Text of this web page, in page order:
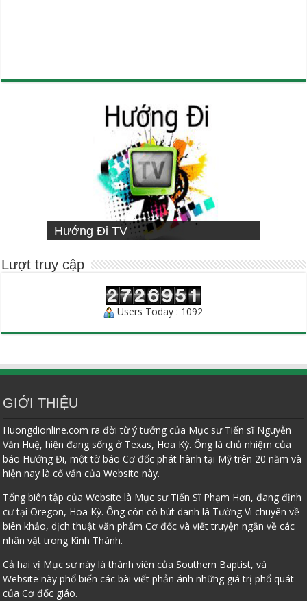
Hướng Đi TV
Sống Đạo
VIETNAMESE MISSIONARY
INSTITUTE
Người Chăn Bầy
Lượt truy cập
Users Today : 1092
GIỚI THIỆU
Huongdionline.com ra đời từ ý tưởng của Mục sư Tiến sĩ Nguyễn
Văn Huệ, hiện đang sống ở Texas, Hoa Kỳ. Ông là chủ nhiệm của
báo Hướng Đi, một tờ báo Cơ đốc phát hành tại Mỹ trên 20 năm và
hiện nay là cố vấn của Website này.
Tổng biên tập của Website là Mục sư Tiến Sĩ Phạm Hơn, đang định
cư tại Oregon, Hoa Kỳ. Ông còn có bút danh là Tường Vi chuyên về
biên khảo, dịch thuật văn phẩm Cơ đốc và viết truyện ngắn về các
nhân vật trong Kinh Thánh.
Cả hai vị Mục sư này là thành viên của Southern Baptist, và
Website này phổ biến các bài viết phản ánh những giá trị phổ quát
của Cơ đốc giáo.